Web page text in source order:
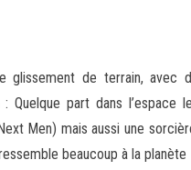
glissement de terrain, avec
Quelque part dans l’espace
Men) mais aussi une
beaucoup à la planète